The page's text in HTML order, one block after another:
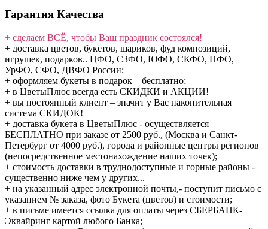
Гарантия Качества
+ сделаем ВСЁ, чтобы Ваш праздник состоялся!
+ доставка цветов, букетов, шариков, фуд композиций,
игрушек, подарков.. ЦФО, СЗФО, ЮФО, СКФО, ПФО,
УрФО, СФО, ДВФО России;
+ оформляем букеты в подарок – бесплатно;
+ в ЦветыПлюс всегда есть СКИДКИ и АКЦИИ!
+ вы постоянный клиент – значит у Вас накопительная
система СКИДОК!
+ доставка букета в ЦветыПлюс - осуществляется
БЕСПЛАТНО при заказе от 2500 руб., (Москва и Санкт-
Петербург от 4000 руб.), города и районные центры регионов
(непосредственное местонахождение наших точек);
+ стоимость доставки в труднодоступные и горные районы -
существенно ниже чем у других...
+ на указанный адрес электронной почты,- поступит письмо с
указанием № заказа, фото Букета (цветов) и стоимости;
+ в письме имеется ссылка для оплаты через СБЕРБАНК-
Эквайринг картой любого Банка;